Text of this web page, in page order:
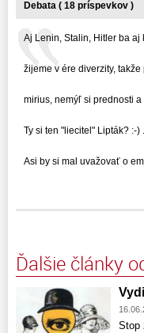
Debata ( 18 príspevkov )
Aj Lenin, Stalin, Hitler ba aj
žijeme v ére diverzity, takže
mirius, nemýľ si prednosti a
Ty si ten "liecitel" Lipták? :-) ...
Asi by si mal uvažovať o
Ďalšie články
Stop